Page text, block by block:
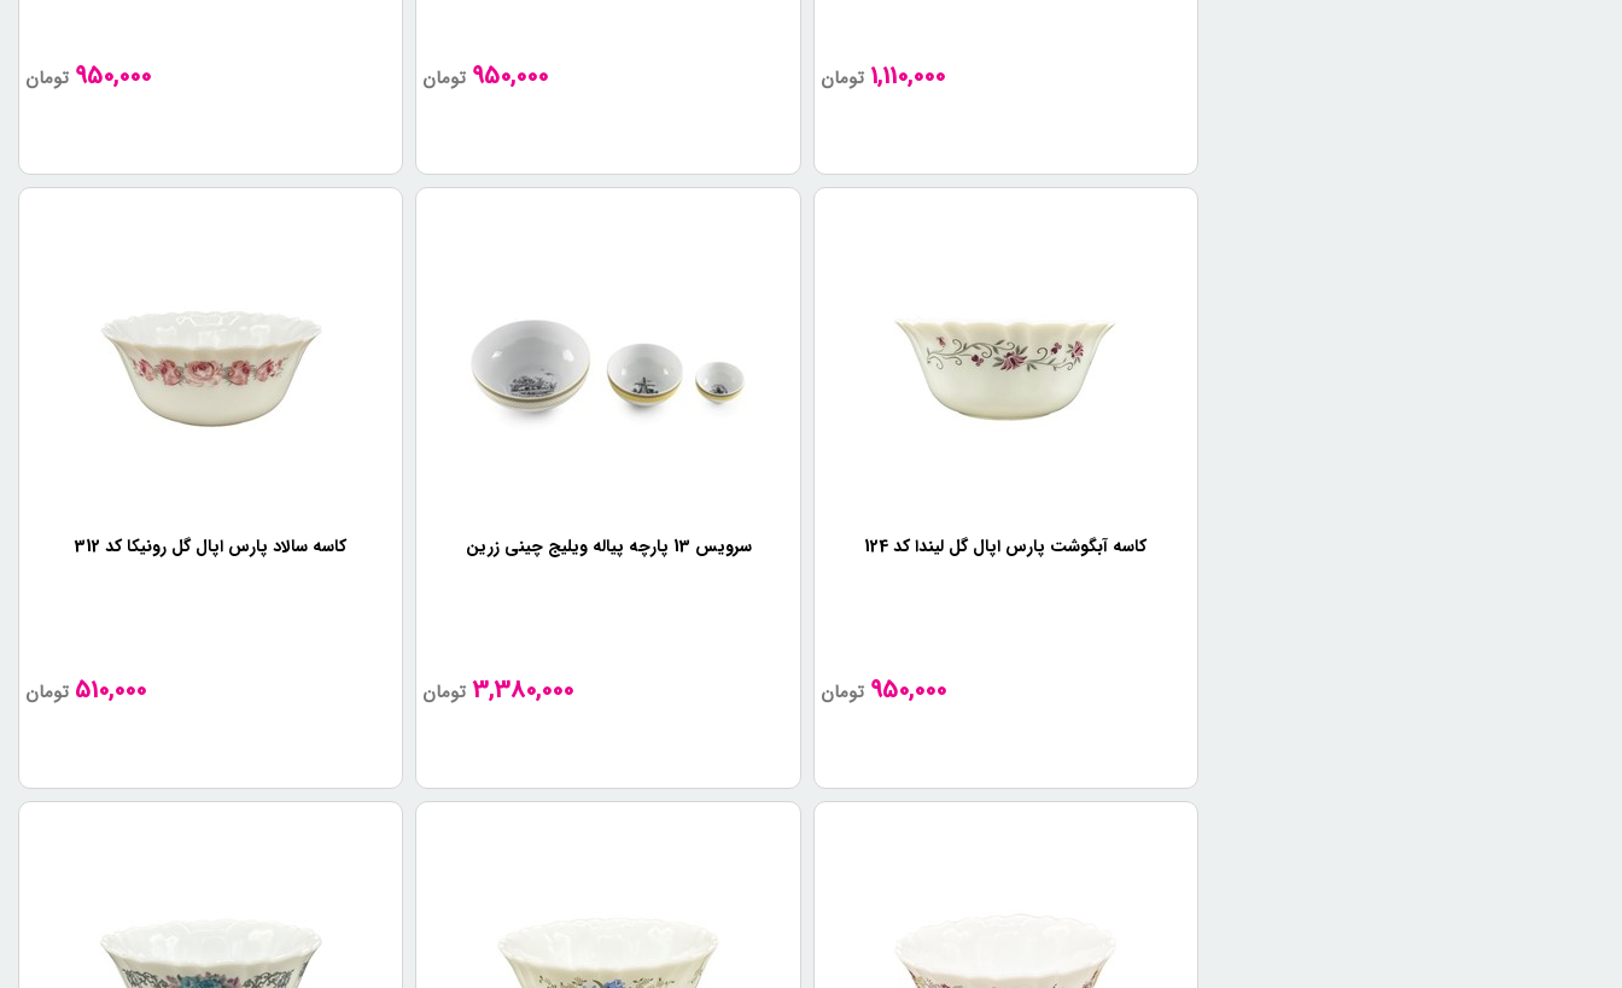
1,110,000 تومان 950,000 تومان 950,000 تومان
کاسه آبگوشت پارس اپال گل لیندا کد 124
950,000 تومان
سرویس 13 پارچه پیاله ویلیج چینی زرین
3,380,000 تومان
کاسه سالاد پارس اپال گل رونیکا کد 312
510,000 تومان